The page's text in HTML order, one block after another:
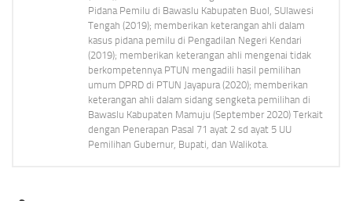
Pidana Pemilu di Bawaslu Kabupaten Buol, SUlawesi
Tengah (2019); memberikan keterangan ahli dalam
kasus pidana pemilu di Pengadilan Negeri Kendari
(2019); memberikan keterangan ahli mengenai tidak
berkompetennya PTUN mengadili hasil pemilihan
umum DPRD di PTUN Jayapura (2020); memberikan
keterangan ahli dalam sidang sengketa pemilihan di
Bawaslu Kabupaten Mamuju (September 2020) Terkait
dengan Penerapan Pasal 71 ayat 2 sd ayat 5 UU
Pemilihan Gubernur, Bupati, dan Walikota.